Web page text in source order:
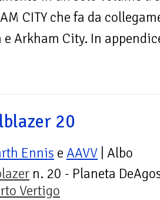
CITY che fa da
e Arkham City. In
20
Ennis e AAVV | Albo
n. 20 - Planeta
Vertigo